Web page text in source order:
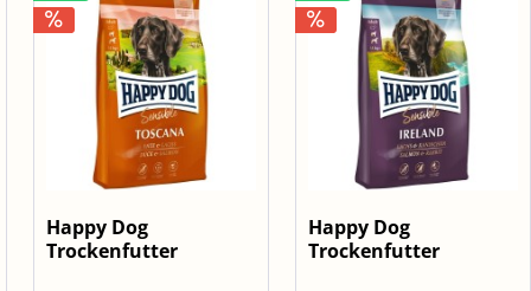
Happy Dog
Trockenfutter
Happy Dog
Trockenfutter